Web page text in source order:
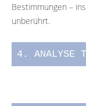
Bestimmungen –
unberührt.
4. ANALYSE